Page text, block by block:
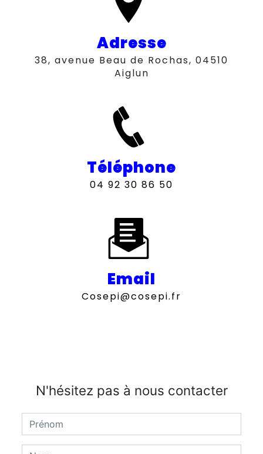
Adresse
38, avenue Beau de Rochas, 04510
Aiglun
Téléphone
04 92 30 86 50
Email
cosepi@cosepi.fr
N'hésitez pas à nous contacter